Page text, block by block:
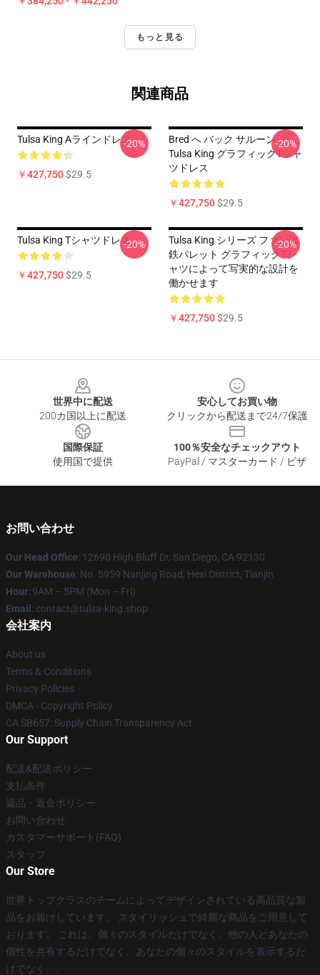
もっと見る
関連商品
Tulsa King Aラインドレス
￥427,750$29.5
-20%
Bred へ バック サルーン -
Tulsa King グラフィックTシャ
ツドレス
￥427,750$29.5
-20%
Tulsa King Tシャツドレス
￥427,750$29.5
-20%
Tulsa King シリーズ ファンは
鉄パレット グラフィックTシ
ャツによって写実的な設計を
働かせます
￥427,750$29.5
-20%
世界中に配送
200カ国以上に配送
安心してお買い物
クリックから配送まで24/7保護
国際保証
使用国で提供
100％安全なチェックアウト
PayPal / マスターカード / ビザ
お問い合わせ
Our Head Office: 12690 High Bluff Dr, San Diego, CA 92130
Our Warehouse: No. 5959 Nanjing Road, Hexi District, Tianjin
Hour: 9AM – 5PM (Mon – Fri)
Email : contact@tulsa-king.shop
会社案内
About us
Terms & Conditions
Privacy Policies
DMCA - Copyright Policy
CA SB657: Supply Chain Transparency Act
Our Support
配送&配送ポリシー
支払条件
返品・返金ポリシー
お問い合わせ
カスタマーサポート(FAQ)
スタッフ
Our Store
世界トップクラスのチームによってデザインされている高品質な製
品をお届けしています。 スタイリッシュで綺麗な商品をご用意して
おります。 これは、個々のスタイルだけでなく、他の人とあなたの
個性を共有するだけでなく、あなたの個々のスタイルを表示するだ
けでなく、.